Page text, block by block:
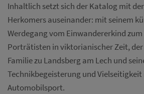
Inhaltlich setzt sich der Katalog mit
Herkomers auseinander: mit seinem
Werdegang vom Einwandererkind
Porträtisten in viktorianischer Zeit, der
Familie zu Landsberg am Lech und
Technikbegeisterung und
Automobilsport.